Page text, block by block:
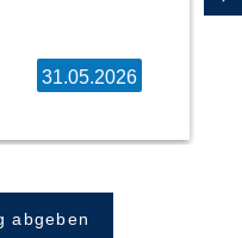
31.05.2026
abgeben